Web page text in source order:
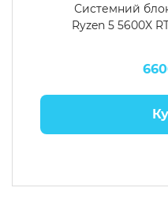
Системний
Ryzen 5 5600X